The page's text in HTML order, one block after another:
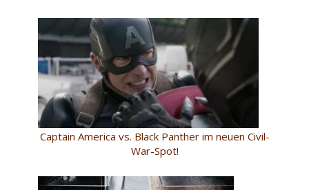
Captain America vs. Black Panther im neuen Civil-
War-Spot!